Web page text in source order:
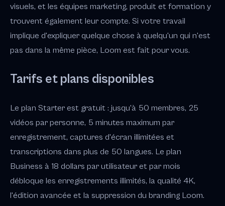
visuels, et les équipes marketing, produit et formation y
trouvent également leur compte. Si votre travail
implique d'expliquer quelque chose à quelqu'un qui n'est
pas dans la même pièce, Loom est fait pour vous.
Tarifs et plans disponibles
Le plan Starter est gratuit : jusqu'à 50 membres, 25
vidéos par personne, 5 minutes maximum par
enregistrement, captures d'écran illimitées et
transcriptions dans plus de 50 langues. Le plan
Business à 18 dollars par utilisateur et par mois
débloque les enregistrements illimités, la qualité 4K,
l'édition avancée et la suppression du branding Loom.